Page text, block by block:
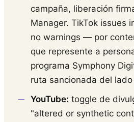
campaña, liberación
Manager. TikTok issues
no warnings — por
que represente a
programa Symphony
ruta sancionada del
YouTube: toggle de
"altered or synthetic